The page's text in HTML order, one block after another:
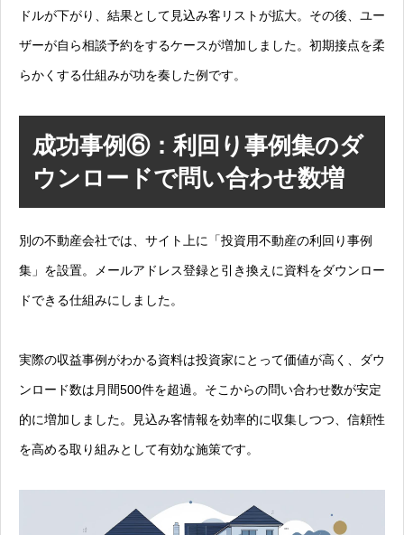
ドルが下がり、結果として見込み客リストが拡大。その後、ユー
ザーが自ら相談予約をするケースが増加しました。初期接点を柔
らかくする仕組みが功を奏した例です。
成功事例⑥：利回り事例集のダ
ウンロードで問い合わせ数増
別の不動産会社では、サイト上に「投資用不動産の利回り事例
集」を設置。メールアドレス登録と引き換えに資料をダウンロー
ドできる仕組みにしました。
実際の収益事例がわかる資料は投資家にとって価値が高く、ダウ
ンロード数は月間500件を超過。そこからの問い合わせ数が安定
的に増加しました。見込み客情報を効率的に収集しつつ、信頼性
を高める取り組みとして有効な施策です。